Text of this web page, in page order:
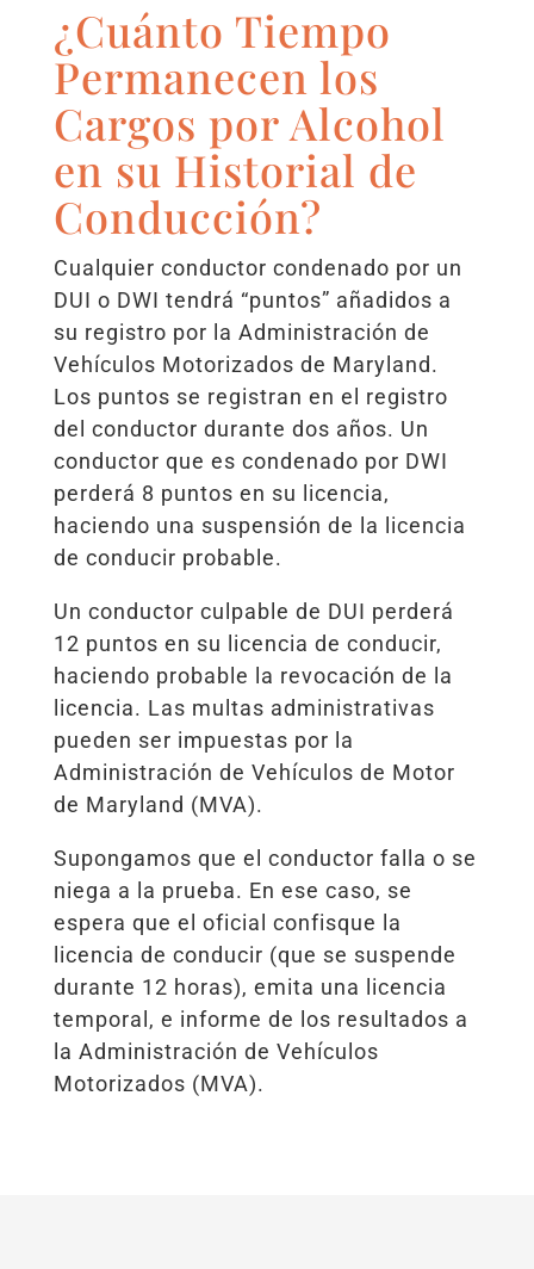
¿Cuánto Tiempo
Permanecen los
Cargos por Alcohol
en su Historial de
Conducción?
Cualquier conductor condenado por un
DUI o DWI tendrá “puntos” añadidos a
su registro por la Administración de
Vehículos Motorizados de Maryland.
Los puntos se registran en el registro
del conductor durante dos años. Un
conductor que es condenado por DWI
perderá 8 puntos en su licencia,
haciendo una suspensión de la licencia
de conducir probable.
Un conductor culpable de DUI perderá
12 puntos en su licencia de conducir,
haciendo probable la revocación de la
licencia. Las multas administrativas
pueden ser impuestas por la
Administración de Vehículos de Motor
de Maryland (MVA).
Supongamos que el conductor falla o se
niega a la prueba. En ese caso, se
espera que el oficial confisque la
licencia de conducir (que se suspende
durante 12 horas), emita una licencia
temporal, e informe de los resultados a
la Administración de Vehículos
Motorizados (MVA).